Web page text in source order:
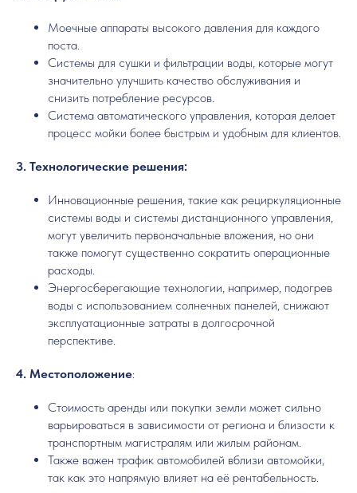
Моечные аппараты высокого давления для каждого
поста.
Системы для сушки и фильтрации воды, которые могут
значительно улучшить качество обслуживания и
снизить потребление ресурсов.
Система автоматического управления, которая делает
процесс мойки более быстрым и удобным для клиентов.
3. Технологические решения:
Инновационные решения, такие как рециркуляционные
системы воды и системы дистанционного управления,
могут увеличить первоначальные вложения, но они
также помогут существенно сократить операционные
расходы.
Энергосберегающие технологии, например, подогрев
воды с использованием солнечных панелей, снижают
эксплуатационные затраты в долгосрочной
перспективе.
4. Местоположение:
Стоимость аренды или покупки земли может сильно
варьироваться в зависимости от региона и близости к
транспортным магистралям или жилым районам.
Также важен трафик автомобилей вблизи автомойки,
так как это напрямую влияет на её рентабельность.